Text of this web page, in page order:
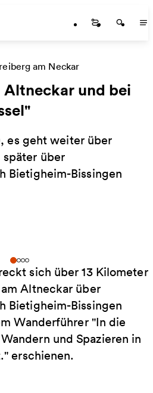
Startseite
am Neckar
und bei
es geht weiter über
später über
Bietigheim-Bissingen
sich über 13 Kilometer
Altneckar über
Bietigheim-Bissingen
Wanderführer "In die
und Spazieren in
erschienen.